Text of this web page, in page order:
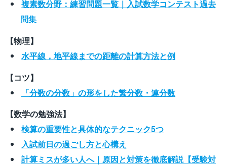
複素数分野：練習問題一覧｜入試数学コンテスト過去
問集
【物理】
水平線，地平線までの距離の計算方法と例
【コツ】
「分数の分数」の形をした繁分数・連分数
【数学の勉強法】
検算の重要性と具体的なテクニック5つ
入試前日の過ごし方と心構え
計算ミスが多い人へ｜原因と対策を徹底解説【受験対